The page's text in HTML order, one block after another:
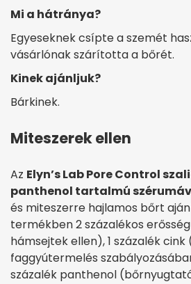
Mi a hátránya?
Egyeseknek csípte a szemét
vásárlónak szárította a bőrét.
Kinek ajánljuk?
Bárkinek.
Miteszerek ellen
Az Elyn’s Lab Pore Control
panthenol tartalmú
és miteszerre hajlamos bőrt
termékben 2 százalékos
hámsejtek ellen), 1 százalék cink
faggyútermelés
százalék panthenol